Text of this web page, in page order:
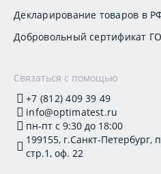
Декларирование товаров в
Добровольный сертификат
Связаться с помощью
+7 (812) 409 39 49
info@optimatest.ru
пн-пт с 9:30 до 18:00
199155, г.Санкт-Петербург,
стр.1, оф. 22